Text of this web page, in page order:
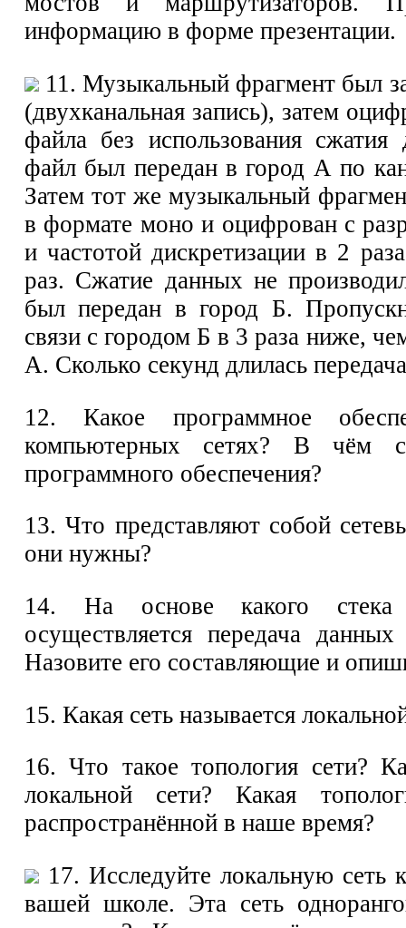
информацию в форме презентации.
11. Музыкальный фрагмент был
(двухканальная запись), затем
файла без использования
файл был передан в город А по
Затем тот же музыкальный
в формате моно и оцифрован с
и частотой дискретизации в 2
раз. Сжатие данных не
был передан в город Б.
связи с городом Б в 3 раза ниже,
А. Сколько секунд длилась
12. Какое программное
компьютерных сетях? В чём
программного обеспечения?
13. Что представляют собой
они нужны?
14. На основе какого стека
осуществляется передача
Назовите его составляющие и
15. Какая сеть называется
16. Что такое топология сети?
локальной сети? Какая
распространённой в наше время?
17. Исследуйте локальную сеть
вашей школе. Эта сеть